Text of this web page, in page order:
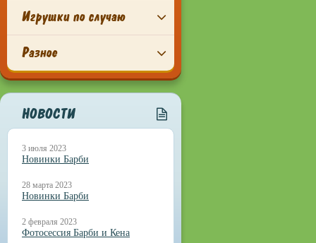
Игрушки по случаю
Разное
НОВОСТИ
3 июля 2023
Новинки Барби
28 марта 2023
Новинки Барби
2 февраля 2023
Фотосессия Барби и Кена